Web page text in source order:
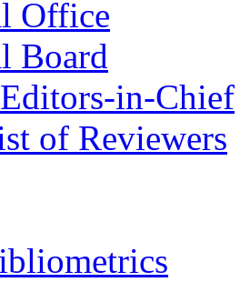
Office
Board
in-Chief
of Reviewers